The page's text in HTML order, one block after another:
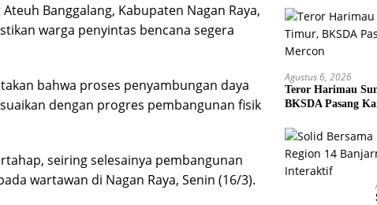
Banggalang, Kabupaten Nagan Raya,
warga penyintas bencana segera
bahwa proses penyambungan daya
dengan progres pembangunan fisik
seiring selesainya pembangunan
wartawan di Nagan Raya, Senin (16/3).
Agustus 6, 2026
Teror Harimau
BKSDA Pasang